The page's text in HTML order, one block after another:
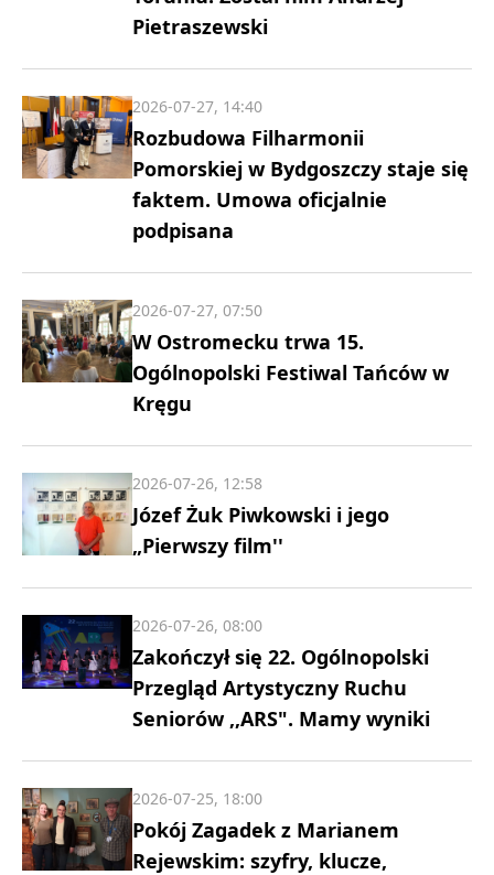
Pietraszewski
Rozbudowa Filharmonii
Pomorskiej w Bydgoszczy staje się
faktem. Umowa oficjalnie
podpisana
2026-07-27, 14:40
W Ostromecku trwa 15.
Ogólnopolski Festiwal Tańców w
Kręgu
2026-07-27, 07:50
Józef Żuk Piwkowski i jego
„Pierwszy film''
2026-07-26, 12:58
Zakończył się 22. Ogólnopolski
Przegląd Artystyczny Ruchu
Seniorów ,,ARS". Mamy wyniki
2026-07-26, 08:00
Pokój Zagadek z Marianem
Rejewskim: szyfry, klucze,
2026-07-25, 18:00